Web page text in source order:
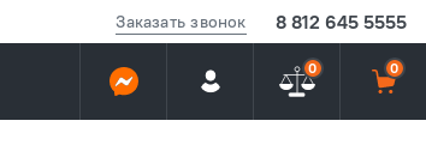
Заказать звонок 8 812 645 5555
0 0